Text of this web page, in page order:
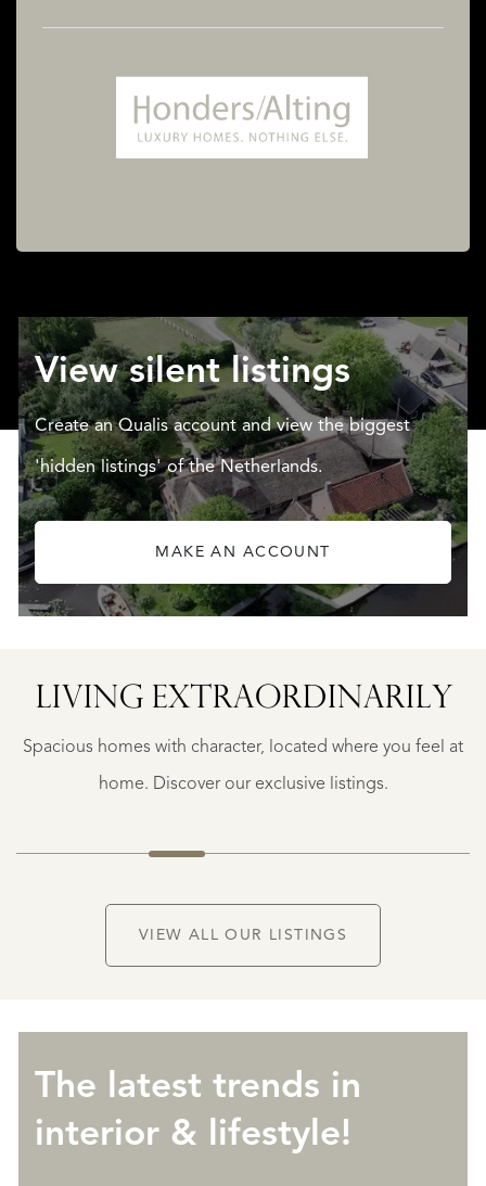
View silent listings
Create an Qualis account and view the biggest
'hidden listings' of the Netherlands.
MAKE AN ACCOUNT
LIVING EXTRA­ORDINARILY
Spacious homes with character, located where you feel at
home. Discover our exclusive listings.
8
1.950.000
VIEW ALL OUR LISTINGS
The latest trends in
interior & lifestyle!